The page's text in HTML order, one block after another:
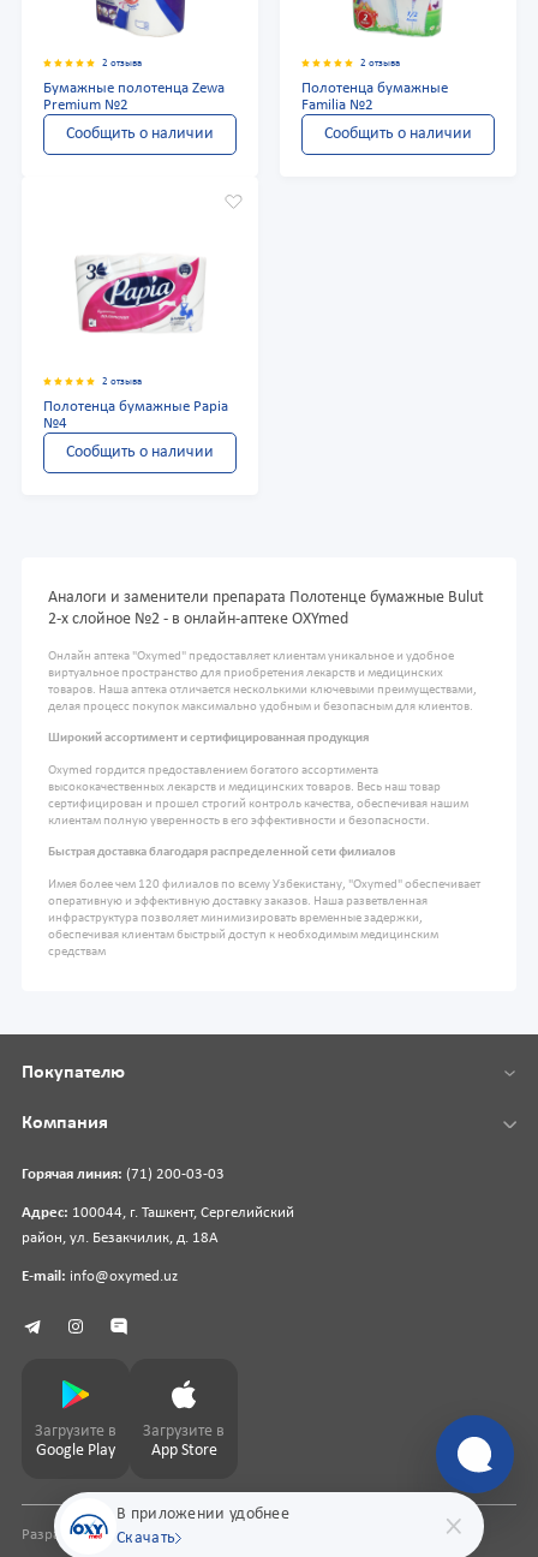
2 отзыва
Бумажные полотенца Zewa
Premium №2
Сообщить о наличии
2 отзыва
Полотенца бумажные
Familia №2
Сообщить о наличии
2 отзыва
Полотенца бумажные Papia
№4
Сообщить о наличии
Аналоги и заменители препарата Полотенце бумажные Bulut
2-х слойное №2 - в онлайн-аптеке OXYmed
Онлайн аптека "Oxymed" предоставляет клиентам уникальное и удобное
виртуальное пространство для приобретения лекарств и медицинских
товаров. Наша аптека отличается несколькими ключевыми преимуществами,
делая процесс покупок максимально удобным и безопасным для клиентов.
Широкий ассортимент и сертифицированная продукция
Oxymed гордится предоставлением богатого ассортимента
высококачественных лекарств и медицинских товаров. Весь наш товар
сертифицирован и прошел строгий контроль качества, обеспечивая нашим
клиентам полную уверенность в его эффективности и безопасности.
Быстрая доставка благодаря распределенной сети филиалов
Имея более чем 120 филиалов по всему Узбекистану, "Oxymed" обеспечивает
оперативную и эффективную доставку заказов. Наша разветвленная
инфраструктура позволяет минимизировать временные задержки,
обеспечивая клиентам быстрый доступ к необходимым медицинским
средствам
В приложении удобнее
Скачать
Горячая линия: (71) 200-03-03
Адрес: 100044, г. Ташкент, Сергелийский
район, ул. Безакчилик, д. 18А
E-mail: info@oxymed.uz
Покупателю
Компания
Загрузите в
Google Play
Загрузите в
App Store
Разработка сайтаpharmit.uz